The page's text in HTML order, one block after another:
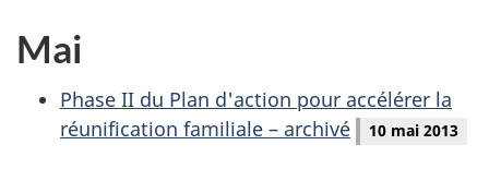
Mai
Phase II du Plan d'action pour accélérer la
réunification familiale – archivé
10 mai 2013